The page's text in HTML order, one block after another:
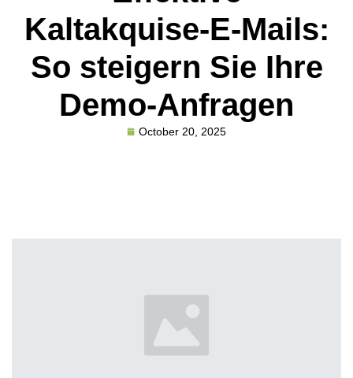
Kaltakquise-E-Mails:
So steigern Sie Ihre
Demo-Anfragen
October 20, 2025